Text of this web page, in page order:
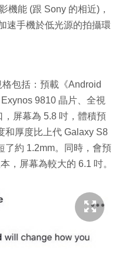
機能 (跟 Sony 的相近)，
速手機於低光源的拍攝環
包括：預載《Android
9810 晶片、全視
屏幕為 5.8 吋，體積預
和厚度比上代 Galaxy S8
了約 1.2mm。同時，會預
，屏幕為較大的 6.1 吋。